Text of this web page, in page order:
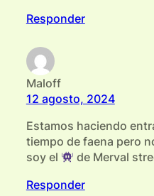
Responder
Maloff
12 agosto, 2024
Estamos haciendo
tiempo de faena pero
soy el
de Merval
Responder